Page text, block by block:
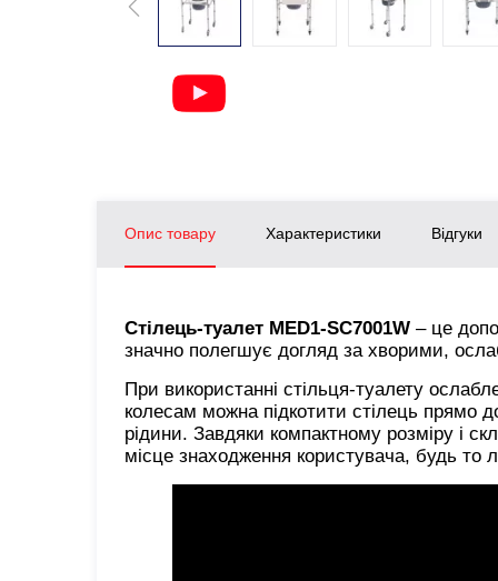
Опис товару Характеристики Відгуки
Стілець-туалет MED1-SC7001W – це
значно полегшує догляд за хворими,
При використанні стільця-туалету
колесам можна підкотити стілець прямо
рідини. Завдяки компактному розміру і
місце знаходження користувача, будь то